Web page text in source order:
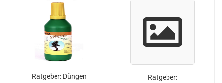
Ratgeber: Düngen
Ratgeber: